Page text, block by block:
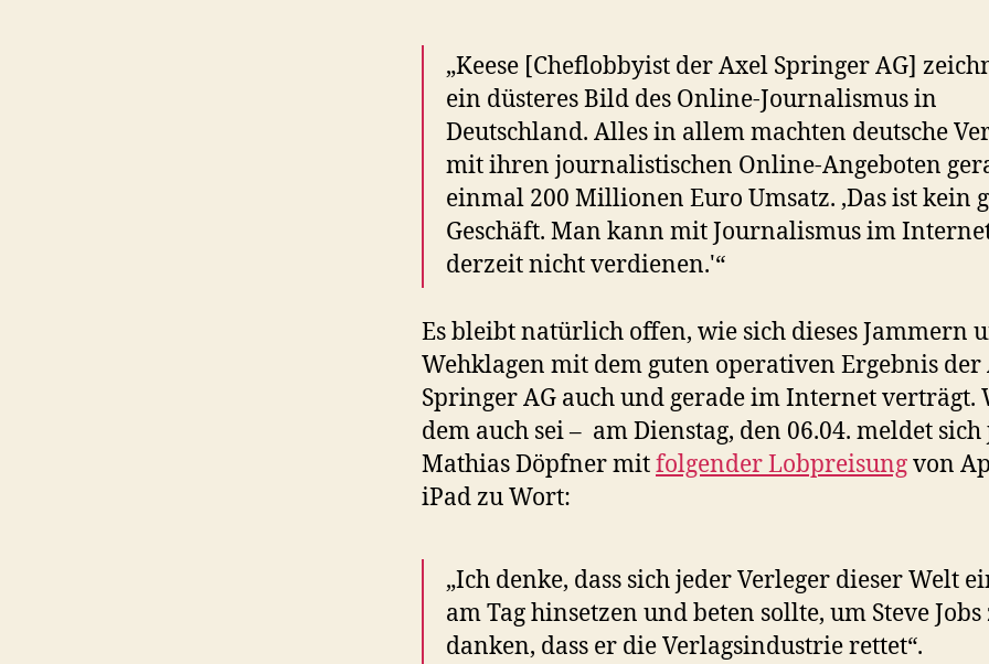
„Keese [Cheflobbyist der Axel Springer AG]
ein düsteres Bild des Online-Journalismus in
Deutschland. Alles in allem machten deutsche
mit ihren journalistischen Online-Angeboten
einmal 200 Millionen Euro Umsatz. ‚Das ist kein
Geschäft. Man kann mit Journalismus im
derzeit nicht verdienen.'“
Es bleibt natürlich offen, wie sich dieses Jammern
Wehklagen mit dem guten operativen Ergebnis der
Springer AG auch und gerade im Internet verträgt.
dem auch sei – am Dienstag, den 06.04. meldet sich
Mathias Döpfner mitfolgender Lobpreisungvon
iPad zu Wort:
„Ich denke, dass sich jeder Verleger dieser Welt
am Tag hinsetzen und beten sollte, um Steve Jobs
danken, dass er die Verlagsindustrie rettet“.